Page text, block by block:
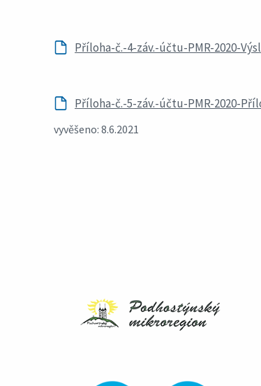
Příloha-č.-4-záv.-účtu-PMR-2020-
Příloha-č.-5-záv.-účtu-PMR-2020-
vyvěšeno: 8.6.2021